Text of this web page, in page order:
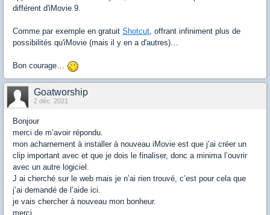
différent d'iMovie 9.
Comme par exemple en gratuit Shotcut, offrant infiniment plus de
possibilités qu'iMovie (mais il y en a d'autres)…
Bon courage…
Goatworship
2 déc. 2021
Bonjour
merci de m’avoir répondu.
mon acharnement à installer à nouveau iMovie est que j’ai créer un
clip important avec et que je dois le finaliser, donc a minima l’ouvrir
avec un autre logiciel.
J ai cherché sur le web mais je n’ai rien trouvé, c’est pour cela que
j’ai demandé de l’aide ici.
je vais chercher à nouveau mon bonheur.
merci,